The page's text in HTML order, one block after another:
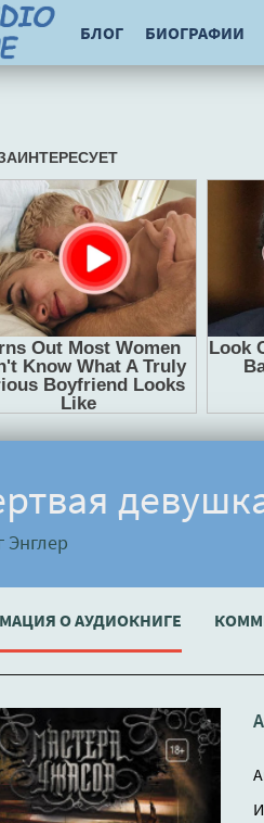
БЛОГ БИОГРАФИИ
Энглер
О АУДИОКНИГЕ